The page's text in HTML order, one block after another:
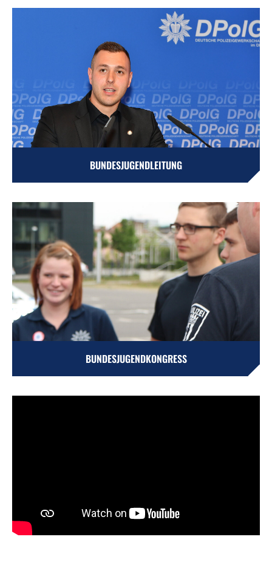
BUNDESJUGENDLEITUNG
BUNDESJUGENDKONGRESS